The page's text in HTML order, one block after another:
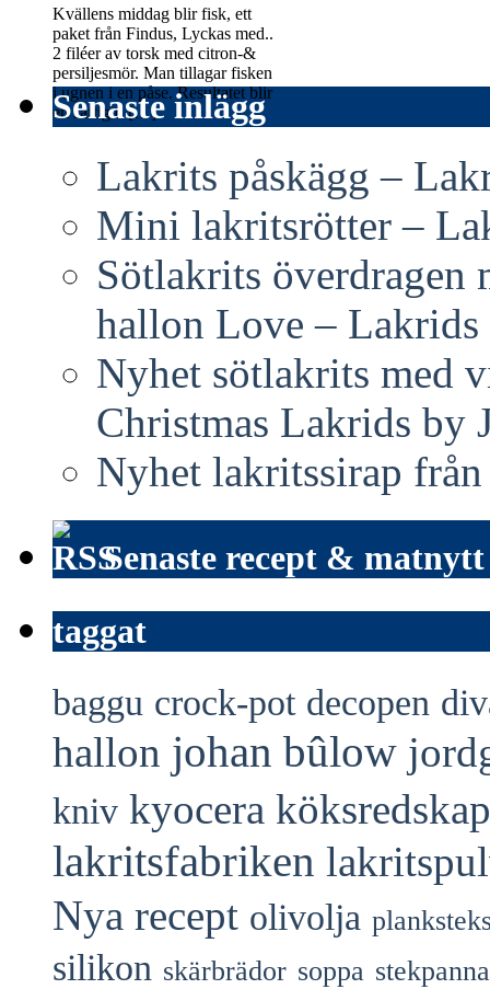
Kvällens middag blir fisk, ett
paket från Findus, Lyckas med..
2 filéer av torsk med citron-&
persiljesmör. Man tillagar fisken
i ugnen i en påse. Resultatet blir
en saftig o […]
Senaste inlägg
Lakrits påskägg –
Mini lakritsrötter –
Sötlakrits överdragen
hallon Love –
Nyhet sötlakrits med
Christmas Lakrids by
Nyhet lakritssirap
Senaste recept & matnytt
taggat
baggu crock-pot decopen
hallon johan bûlow
kniv kyocera köksredskap
lakritsfabriken
Nya recept olivolja
silikon skärbrädor soppa stekpanna